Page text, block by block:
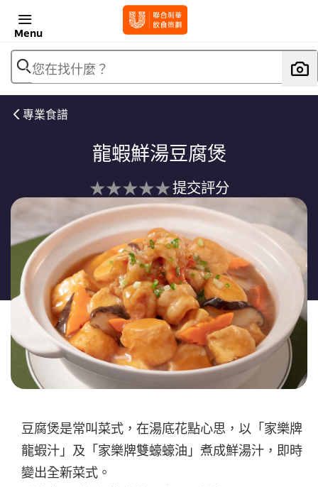
Menu
您在找什麼？
專業食譜
龍蝦鮮湯豆腐煲
没
有
为
这
个
recipe
提
交
评
级
提交評分
豆腐煲是常叫菜式，在湯底花點心思，以「家樂牌
龍蝦汁」及「家樂牌雙蠔蠔油」煮成鮮湯汁，即時
變出全新菜式。